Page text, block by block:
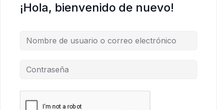
¡Hola, bienvenido de nuevo!